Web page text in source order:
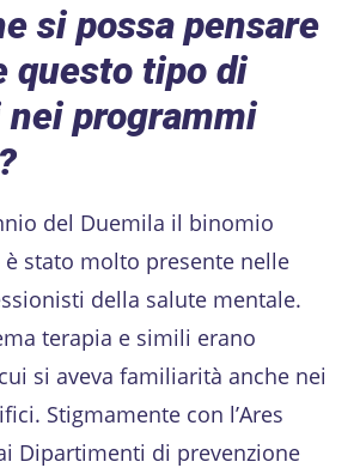
si possa pensare
questo tipo di
programmi
del Duemila il binomio
stato molto presente nelle
della salute mentale.
terapia e simili erano
si aveva familiarità anche nei
Stigmamente con l’Ares
Dipartimenti di prevenzione